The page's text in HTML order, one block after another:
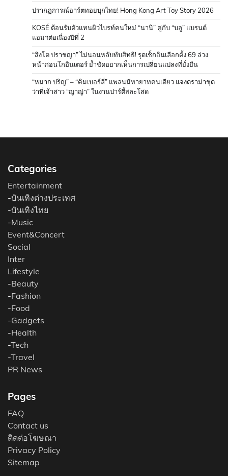
ปรากฏการณ์อาร์ตทอยบุกไทย! Hong Kong Art Toy Story 2026
KOSÉ ต้อนรับตัวแทนผิวไบรท์คนใหม่ “นานิ” คู่กับ “บลู” แบรนด์
แอมฯต่อเนื่องปีที่ 2
“สิงโต ปราชญา” ไม่นอนหลับทับสิทธิ! รุดเช็กอินเลือกตั้ง 69 ล่วง
หน้าก่อนโกอินเตอร์ ย้ำชัดอยากเห็นการเปลี่ยนแปลงที่ยั่งยืน
“หมาก ปริญ” – “คิมเบอร์ลี่” แพลนมีทายาทคนเดียว แจงดราม่าชุด
ว่าที่เจ้าสาว “ญาญ่า” ในงานปาร์ตี้สละโสด
Categories
Entertainment
-บันเทิงต่างประเทศ
-บันเทิงไทย
-Music
Event&Concert
Social
Inter
Lifestyle
-Beauty
-Fashion
-Food
-Gadgets
-Health
-Tech
-Travel
PR News
Pages
FAQ
Contact us
ติดต่อโฆษณา
Privacy Policy
Sitemap